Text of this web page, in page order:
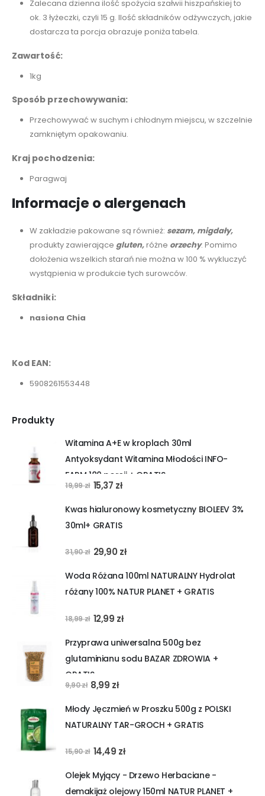
Zalecana dzienna ilość spożycia szałwii hiszpańskiej to
ok. 3 łyżeczki, czyli 15 g. Ilość składników odżywczych, jakie
dostarcza ta porcja obrazuje poniża tabela.
Zawartość:
1kg
Sposób przechowywania:
Przechowywać w suchym i chłodnym miejscu, w szczelnie
zamkniętym opakowaniu.
Kraj pochodzenia:
Paragwaj
Informacje o alergenach
W zakładzie pakowane są również: sezam, migdały,
produkty zawierające gluten,różne orzechy. Pomimo
dołożenia wszelkich starań nie można w 100 % wykluczyć
wystąpienia w produkcie tych surowców.
Składniki:
nasiona Chia
Kod EAN:
5908261553448
Produkty
Witamina A+E w kroplach 30ml
Antyoksydant Witamina Młodości INFO-
FARM 180 porcji + GRATIS
19,99zł Pierwotna
wynosiła:
19,99 zł.
15,37 złAktualna
wynosi:
15,37 zł.
Kwas hialuronowy kosmetyczny BIOLEEV 3%
30ml+ GRATIS
31,90zł Pierwotna
wynosiła:
31,90 zł.
29,90 złAktualna
wynosi:
29,90 zł.
Woda Różana 100ml NATURALNY Hydrolat
różany 100% NATUR PLANET + GRATIS
18,99zł Pierwotna
wynosiła:
18,99 zł.
12,99 złAktualna
wynosi:
12,99 zł.
Przyprawa uniwersalna 500g bez
glutaminianu sodu BAZAR ZDROWIA +
GRATIS
9,90zł Pierwotna
wynosiła:
9,90 zł.
8,99 złAktualna
wynosi:
8,99 zł.
Młody Jęczmień w Proszku 500g z POLSKI
NATURALNY TAR-GROCH + GRATIS
15,90zł Pierwotna
wynosiła:
15,90 zł.
14,49 złAktualna
wynosi:
14,49 zł.
Olejek Myjący - Drzewo Herbaciane -
demakijaż olejowy 150ml NATUR PLANET +